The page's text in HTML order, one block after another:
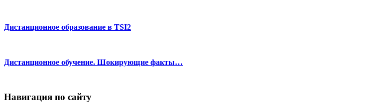
Дистанционное образование в TSI2
Дистанционное обучение. Шокирующие факты…
Навигация по сайту